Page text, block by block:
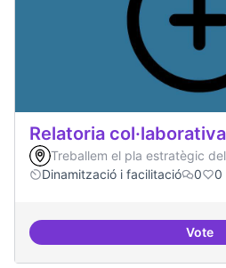
Relatoria col·laborativa
Treballem el pla estratègic
Dinamització i facilitació
0 0
Vote